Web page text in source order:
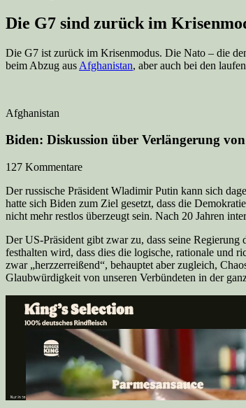
Die G7 sind zurück im
Die G7 ist zurück im Krisenmodus. Die Nato – die
beim Abzug aus Afghanistan, aber auch bei den
Afghanistan
Biden: Diskussion über Verlängerung
127 Kommentare
Der russische Präsident Wladimir Putin kann sich
hatte sich Biden zum Ziel gesetzt, dass die
nicht mehr restlos überzeugt sein. Nach 20 Jahren
Der US-Präsident gibt zwar zu, dass seine Regierung
festhalten wird, dass dies die logische, rationale und
zwar „herzzerreißend“, behauptet aber zugleich,
Glaubwürdigkeit von unseren Verbündeten in der